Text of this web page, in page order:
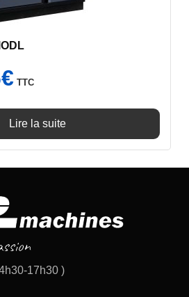
€prix
est :
TTC
Lire la suite
17h30 )